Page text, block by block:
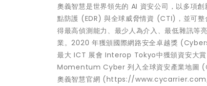
奧義智慧是世界領先的 AI 資安公司，以多項
點防護 (EDR) 與全球威脅情資 (CTI)，並可
得最高偵測能力、最少人為介入、最低雜訊等
業。2020 年獲頒國際網路安全卓越獎
最大 ICT 展會 Interop Tokyo中獲頒資安大
Momentum Cyber 列入全球資安產業地圖
奧義智慧官網 (https://